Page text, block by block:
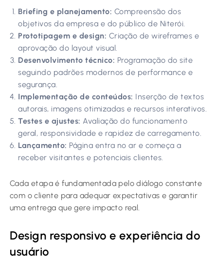
Briefing e planejamento: Compreensão dos
objetivos da empresa e do público de Niterói.
Prototipagem e design: Criação de wireframes e
aprovação do layout visual.
Desenvolvimento técnico: Programação do site
seguindo padrões modernos de performance e
segurança.
Implementação de conteúdos: Inserção de textos
autorais, imagens otimizadas e recursos interativos.
Testes e ajustes: Avaliação do funcionamento
geral, responsividade e rapidez de carregamento.
Lançamento: Página entra no ar e começa a
receber visitantes e potenciais clientes.
Cada etapa é fundamentada pelo diálogo constante
com o cliente para adequar expectativas e garantir
uma entrega que gere impacto real.
Design responsivo e experiência do
usuário